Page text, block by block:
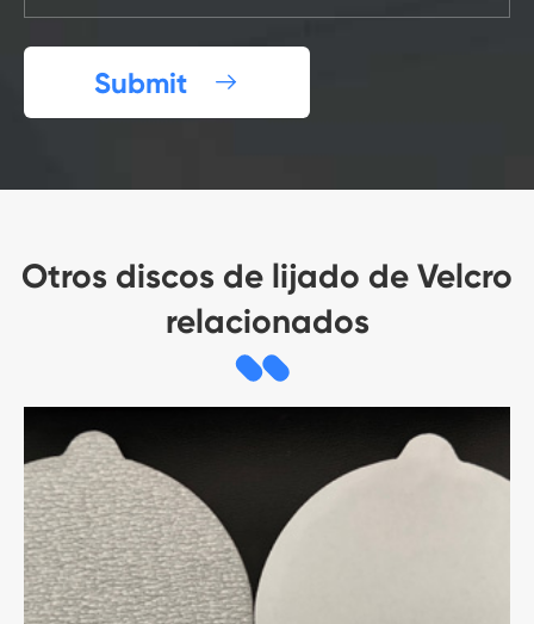
Submit 
Otros discos de lijado de Velcro
relacionados